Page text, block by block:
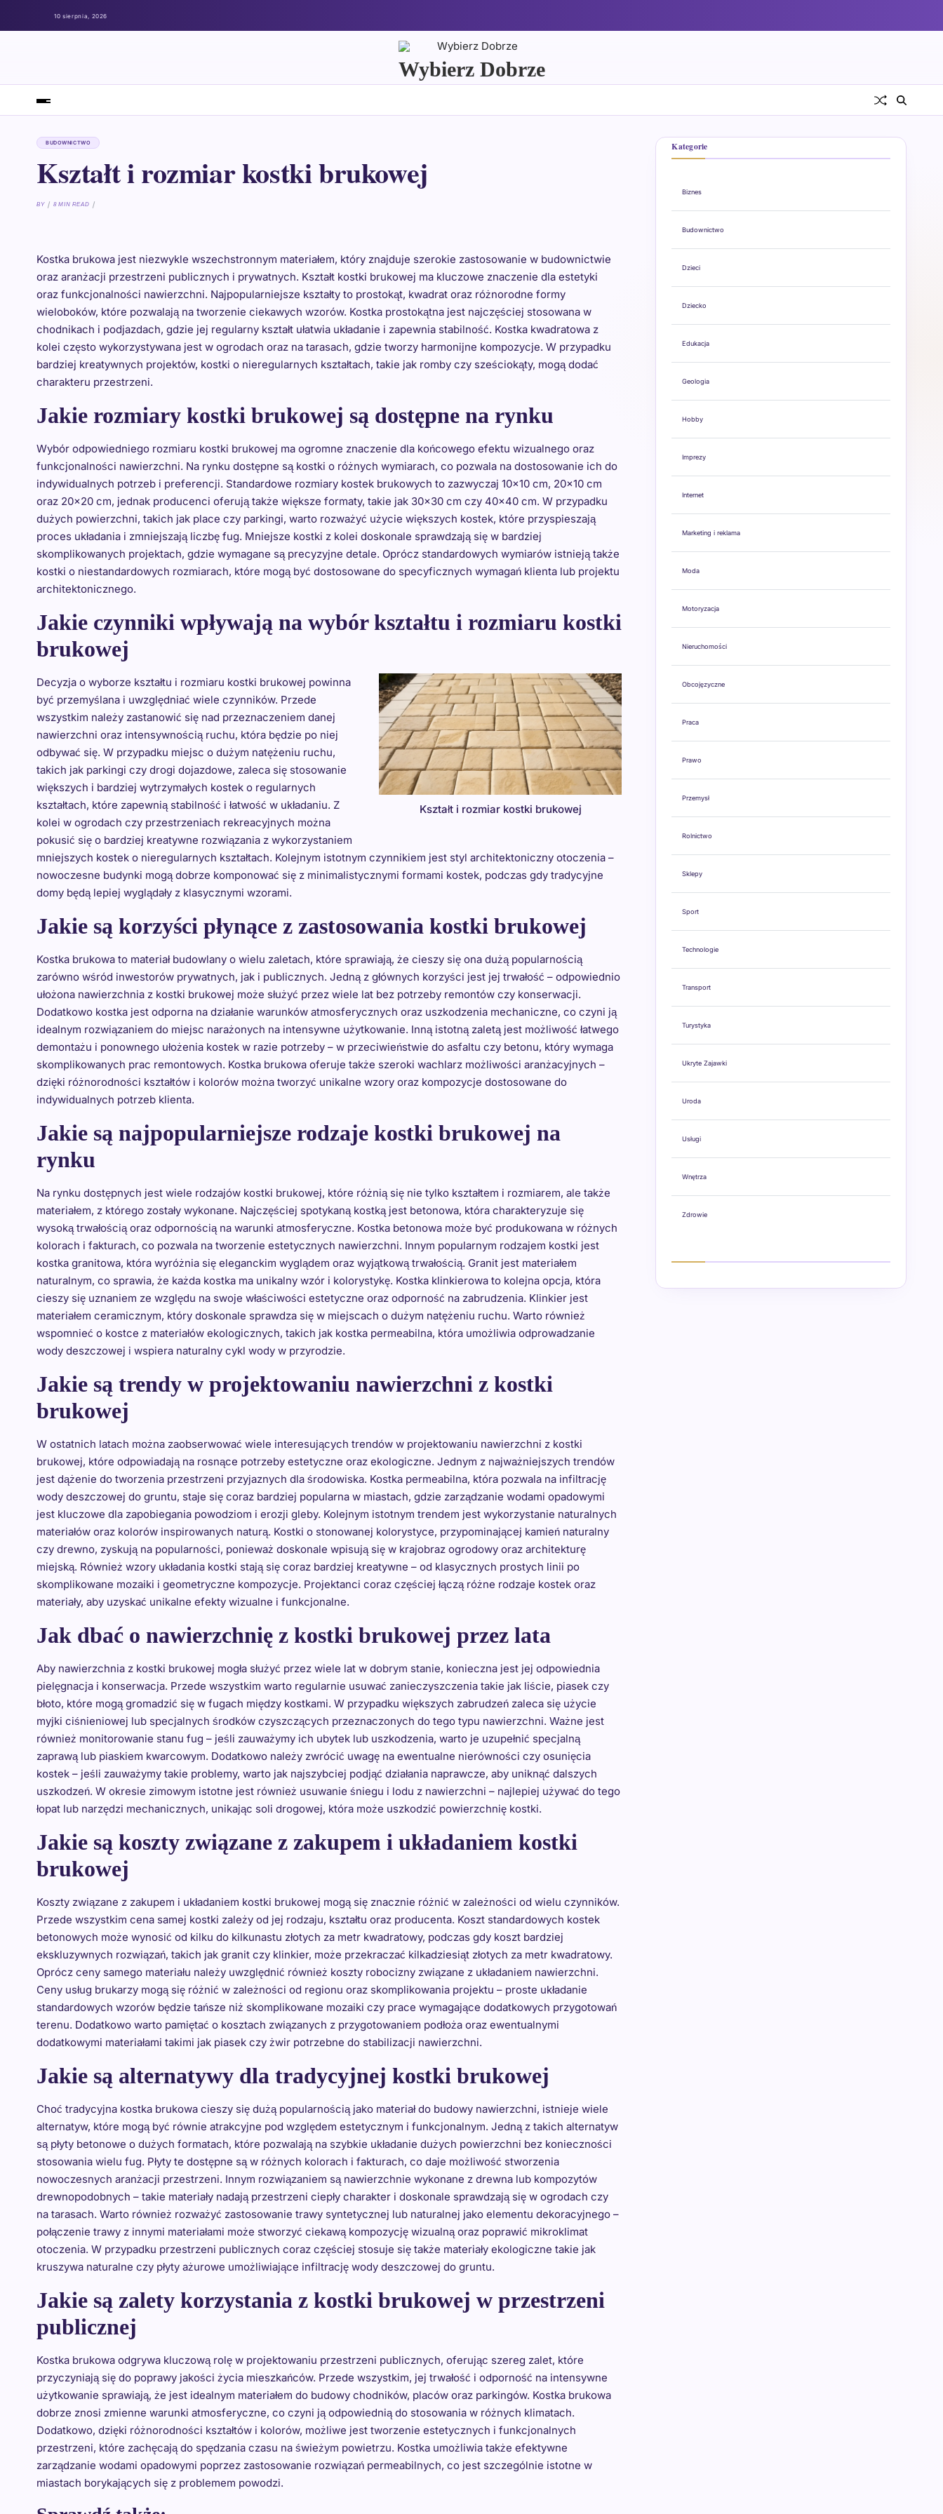
10 sierpnia, 2026
Wybierz Dobrze
BUDOWNICTWO
Kształt i rozmiar kostki brukowej
BY 8 MIN READ
Kostka brukowa jest niezwykle wszechstronnym materiałem, który znajduje szerokie zastosowanie w budownictwie
oraz aranżacji przestrzeni publicznych i prywatnych. Kształt kostki brukowej ma kluczowe znaczenie dla estetyki
oraz funkcjonalności nawierzchni. Najpopularniejsze kształty to prostokąt, kwadrat oraz różnorodne formy
wieloboków, które pozwalają na tworzenie ciekawych wzorów. Kostka prostokątna jest najczęściej stosowana w
chodnikach i podjazdach, gdzie jej regularny kształt ułatwia układanie i zapewnia stabilność. Kostka kwadratowa z
kolei często wykorzystywana jest w ogrodach oraz na tarasach, gdzie tworzy harmonijne kompozycje. W przypadku
bardziej kreatywnych projektów, kostki o nieregularnych kształtach, takie jak romby czy sześciokąty, mogą dodać
charakteru przestrzeni.
Jakie rozmiary kostki brukowej są dostępne na rynku
Wybór odpowiedniego rozmiaru kostki brukowej ma ogromne znaczenie dla końcowego efektu wizualnego oraz
funkcjonalności nawierzchni. Na rynku dostępne są kostki o różnych wymiarach, co pozwala na dostosowanie ich do
indywidualnych potrzeb i preferencji. Standardowe rozmiary kostek brukowych to zazwyczaj 10×10 cm, 20×10 cm
oraz 20×20 cm, jednak producenci oferują także większe formaty, takie jak 30×30 cm czy 40×40 cm. W przypadku
dużych powierzchni, takich jak place czy parkingi, warto rozważyć użycie większych kostek, które przyspieszają
proces układania i zmniejszają liczbę fug. Mniejsze kostki z kolei doskonale sprawdzają się w bardziej
skomplikowanych projektach, gdzie wymagane są precyzyjne detale. Oprócz standardowych wymiarów istnieją także
kostki o niestandardowych rozmiarach, które mogą być dostosowane do specyficznych wymagań klienta lub projektu
architektonicznego.
Jakie czynniki wpływają na wybór kształtu i rozmiaru kostki
brukowej
Kształt i rozmiar kostki brukowej
Decyzja o wyborze kształtu i rozmiaru kostki brukowej powinna
być przemyślana i uwzględniać wiele czynników. Przede
wszystkim należy zastanowić się nad przeznaczeniem danej
nawierzchni oraz intensywnością ruchu, która będzie po niej
odbywać się. W przypadku miejsc o dużym natężeniu ruchu,
takich jak parkingi czy drogi dojazdowe, zaleca się stosowanie
większych i bardziej wytrzymałych kostek o regularnych
kształtach, które zapewnią stabilność i łatwość w układaniu. Z
kolei w ogrodach czy przestrzeniach rekreacyjnych można
pokusić się o bardziej kreatywne rozwiązania z wykorzystaniem
mniejszych kostek o nieregularnych kształtach. Kolejnym istotnym czynnikiem jest styl architektoniczny otoczenia –
nowoczesne budynki mogą dobrze komponować się z minimalistycznymi formami kostek, podczas gdy tradycyjne
domy będą lepiej wyglądały z klasycznymi wzorami.
Jakie są korzyści płynące z zastosowania kostki brukowej
Kostka brukowa to materiał budowlany o wielu zaletach, które sprawiają, że cieszy się ona dużą popularnością
zarówno wśród inwestorów prywatnych, jak i publicznych. Jedną z głównych korzyści jest jej trwałość – odpowiednio
ułożona nawierzchnia z kostki brukowej może służyć przez wiele lat bez potrzeby remontów czy konserwacji.
Dodatkowo kostka jest odporna na działanie warunków atmosferycznych oraz uszkodzenia mechaniczne, co czyni ją
idealnym rozwiązaniem do miejsc narażonych na intensywne użytkowanie. Inną istotną zaletą jest możliwość łatwego
demontażu i ponownego ułożenia kostek w razie potrzeby – w przeciwieństwie do asfaltu czy betonu, który wymaga
skomplikowanych prac remontowych. Kostka brukowa oferuje także szeroki wachlarz możliwości aranżacyjnych –
dzięki różnorodności kształtów i kolorów można tworzyć unikalne wzory oraz kompozycje dostosowane do
indywidualnych potrzeb klienta.
Jakie są najpopularniejsze rodzaje kostki brukowej na
rynku
Na rynku dostępnych jest wiele rodzajów kostki brukowej, które różnią się nie tylko kształtem i rozmiarem, ale także
materiałem, z którego zostały wykonane. Najczęściej spotykaną kostką jest betonowa, która charakteryzuje się
wysoką trwałością oraz odpornością na warunki atmosferyczne. Kostka betonowa może być produkowana w różnych
kolorach i fakturach, co pozwala na tworzenie estetycznych nawierzchni. Innym popularnym rodzajem kostki jest
kostka granitowa, która wyróżnia się eleganckim wyglądem oraz wyjątkową trwałością. Granit jest materiałem
naturalnym, co sprawia, że każda kostka ma unikalny wzór i kolorystykę. Kostka klinkierowa to kolejna opcja, która
cieszy się uznaniem ze względu na swoje właściwości estetyczne oraz odporność na zabrudzenia. Klinkier jest
materiałem ceramicznym, który doskonale sprawdza się w miejscach o dużym natężeniu ruchu. Warto również
wspomnieć o kostce z materiałów ekologicznych, takich jak kostka permeabilna, która umożliwia odprowadzanie
wody deszczowej i wspiera naturalny cykl wody w przyrodzie.
Jakie są trendy w projektowaniu nawierzchni z kostki
brukowej
W ostatnich latach można zaobserwować wiele interesujących trendów w projektowaniu nawierzchni z kostki
brukowej, które odpowiadają na rosnące potrzeby estetyczne oraz ekologiczne. Jednym z najważniejszych trendów
jest dążenie do tworzenia przestrzeni przyjaznych dla środowiska. Kostka permeabilna, która pozwala na infiltrację
wody deszczowej do gruntu, staje się coraz bardziej popularna w miastach, gdzie zarządzanie wodami opadowymi
jest kluczowe dla zapobiegania powodziom i erozji gleby. Kolejnym istotnym trendem jest wykorzystanie naturalnych
materiałów oraz kolorów inspirowanych naturą. Kostki o stonowanej kolorystyce, przypominającej kamień naturalny
czy drewno, zyskują na popularności, ponieważ doskonale wpisują się w krajobraz ogrodowy oraz architekturę
miejską. Również wzory układania kostki stają się coraz bardziej kreatywne – od klasycznych prostych linii po
skomplikowane mozaiki i geometryczne kompozycje. Projektanci coraz częściej łączą różne rodzaje kostek oraz
materiały, aby uzyskać unikalne efekty wizualne i funkcjonalne.
Jak dbać o nawierzchnię z kostki brukowej przez lata
Aby nawierzchnia z kostki brukowej mogła służyć przez wiele lat w dobrym stanie, konieczna jest jej odpowiednia
pielęgnacja i konserwacja. Przede wszystkim warto regularnie usuwać zanieczyszczenia takie jak liście, piasek czy
błoto, które mogą gromadzić się w fugach między kostkami. W przypadku większych zabrudzeń zaleca się użycie
myjki ciśnieniowej lub specjalnych środków czyszczących przeznaczonych do tego typu nawierzchni. Ważne jest
również monitorowanie stanu fug – jeśli zauważymy ich ubytek lub uszkodzenia, warto je uzupełnić specjalną
zaprawą lub piaskiem kwarcowym. Dodatkowo należy zwrócić uwagę na ewentualne nierówności czy osunięcia
kostek – jeśli zauważymy takie problemy, warto jak najszybciej podjąć działania naprawcze, aby uniknąć dalszych
uszkodzeń. W okresie zimowym istotne jest również usuwanie śniegu i lodu z nawierzchni – najlepiej używać do tego
łopat lub narzędzi mechanicznych, unikając soli drogowej, która może uszkodzić powierzchnię kostki.
Jakie są koszty związane z zakupem i układaniem kostki
brukowej
Koszty związane z zakupem i układaniem kostki brukowej mogą się znacznie różnić w zależności od wielu czynników.
Przede wszystkim cena samej kostki zależy od jej rodzaju, kształtu oraz producenta. Koszt standardowych kostek
betonowych może wynosić od kilku do kilkunastu złotych za metr kwadratowy, podczas gdy koszt bardziej
ekskluzywnych rozwiązań, takich jak granit czy klinkier, może przekraczać kilkadziesiąt złotych za metr kwadratowy.
Oprócz ceny samego materiału należy uwzględnić również koszty robocizny związane z układaniem nawierzchni.
Ceny usług brukarzy mogą się różnić w zależności od regionu oraz skomplikowania projektu – proste układanie
standardowych wzorów będzie tańsze niż skomplikowane mozaiki czy prace wymagające dodatkowych przygotowań
terenu. Dodatkowo warto pamiętać o kosztach związanych z przygotowaniem podłoża oraz ewentualnymi
dodatkowymi materiałami takimi jak piasek czy żwir potrzebne do stabilizacji nawierzchni.
Jakie są alternatywy dla tradycyjnej kostki brukowej
Choć tradycyjna kostka brukowa cieszy się dużą popularnością jako materiał do budowy nawierzchni, istnieje wiele
alternatyw, które mogą być równie atrakcyjne pod względem estetycznym i funkcjonalnym. Jedną z takich alternatyw
są płyty betonowe o dużych formatach, które pozwalają na szybkie układanie dużych powierzchni bez konieczności
stosowania wielu fug. Płyty te dostępne są w różnych kolorach i fakturach, co daje możliwość stworzenia
nowoczesnych aranżacji przestrzeni. Innym rozwiązaniem są nawierzchnie wykonane z drewna lub kompozytów
drewnopodobnych – takie materiały nadają przestrzeni ciepły charakter i doskonale sprawdzają się w ogrodach czy
na tarasach. Warto również rozważyć zastosowanie trawy syntetycznej lub naturalnej jako elementu dekoracyjnego –
połączenie trawy z innymi materiałami może stworzyć ciekawą kompozycję wizualną oraz poprawić mikroklimat
otoczenia. W przypadku przestrzeni publicznych coraz częściej stosuje się także materiały ekologiczne takie jak
kruszywa naturalne czy płyty ażurowe umożliwiające infiltrację wody deszczowej do gruntu.
Jakie są zalety korzystania z kostki brukowej w przestrzeni
publicznej
Kostka brukowa odgrywa kluczową rolę w projektowaniu przestrzeni publicznych, oferując szereg zalet, które
przyczyniają się do poprawy jakości życia mieszkańców. Przede wszystkim, jej trwałość i odporność na intensywne
użytkowanie sprawiają, że jest idealnym materiałem do budowy chodników, placów oraz parkingów. Kostka brukowa
dobrze znosi zmienne warunki atmosferyczne, co czyni ją odpowiednią do stosowania w różnych klimatach.
Dodatkowo, dzięki różnorodności kształtów i kolorów, możliwe jest tworzenie estetycznych i funkcjonalnych
przestrzeni, które zachęcają do spędzania czasu na świeżym powietrzu. Kostka umożliwia także efektywne
zarządzanie wodami opadowymi poprzez zastosowanie rozwiązań permeabilnych, co jest szczególnie istotne w
miastach borykających się z problemem powodzi.
Kategorie
Biznes
Budownictwo
Dzieci
Dziecko
Edukacja
Geologia
Hobby
Imprezy
Internet
Marketing i reklama
Moda
Motoryzacja
Nieruchomości
Obcojęzyczne
Praca
Prawo
Przemysł
Rolnictwo
Sklepy
Sport
Technologie
Transport
Turystyka
Ukryte Zajawki
Uroda
Usługi
Wnętrza
Zdrowie